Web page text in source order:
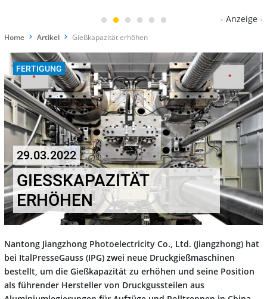
- Anzeige -
Home Artikel Gießkapazität erhöhen
FERTIGUNG
29.03.2022
GIESSKAPAZITÄT E
RHÖHEN
Nantong Jiangzhong Photoelectricity Co., Ltd. (Jiangzhong) hat
bei ItalPresseGauss (IPG) zwei neue Druckgießmaschinen
bestellt, um die Gießkapazität zu erhöhen und seine Position
als führender Hersteller von Druckgussteilen aus